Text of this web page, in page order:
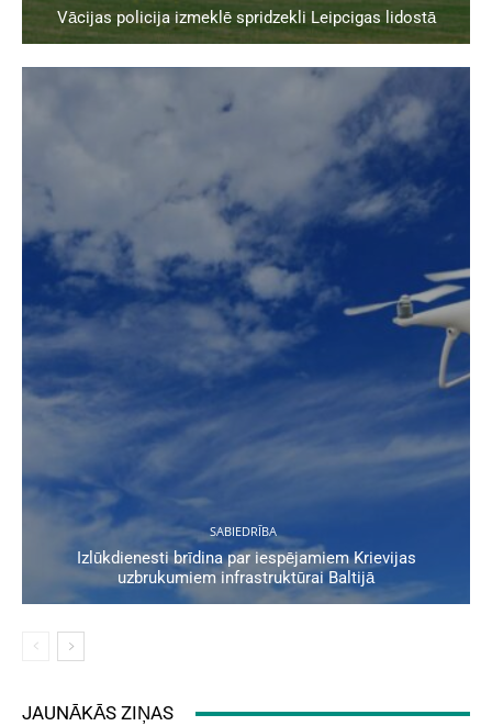
Vācijas policija izmeklē spridzekli Leipcigas lidostā
SABIEDRĪBA
Izlūkdienesti brīdina par iespējamiem Krievijas
uzbrukumiem infrastruktūrai Baltijā
JAUNĀKĀS ZIŅAS